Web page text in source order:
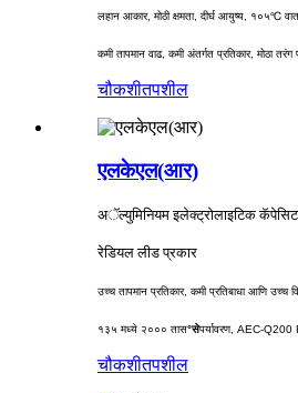
लहान आकार, मोठी क्षमता, दीर्घ आयुष्य, १०५℃
कमी तापमान वाढ, कमी अंतर्गत प्रतिकार, मोठा
चौकशीतपशील
एलकेएल(आर)
अॅल्युमिनियम इलेक्ट्रोलाइटिक
रेडियल लीड प्रकार
उच्च तापमान प्रतिकार, कमी प्रतिबाधा आणि उच्च
१३५ मध्ये २००० तास°सेपर्यावरण, AEC-Q200
चौकशीतपशील